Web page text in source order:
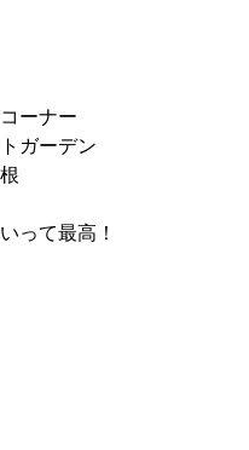
ーナー
ガーデン
って最高！